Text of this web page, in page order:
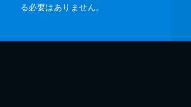
る必要はありません。